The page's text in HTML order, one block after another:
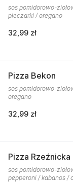
sos pomidorowo-
pieczarki / oregano
32,99 zł
Pizza Bekon
sos pomidorowo-
oregano
32,99 zł
Pizza Rzeźnicka
sos pomidorowo-
pepperoni / kabanos /